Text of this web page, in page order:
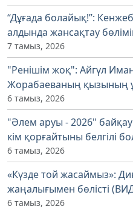
“Дұғада болайық!”:
алдында жансақтау
7 тамыз, 2026
"Ренішім жоқ": Айгүл
Жорабаеваның қызының
6 тамыз, 2026
"Әлем аруы - 2026"
кім қорғайтыны белгілі
6 тамыз, 2026
«Күзде той жасаймыз»:
жаңалығымен бөлісті
6 тамыз, 2026